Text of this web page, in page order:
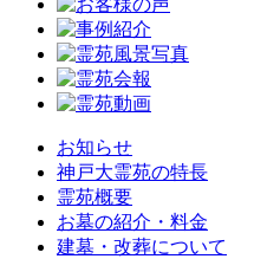
お知らせ
神戸大霊苑の特長
霊苑概要
お墓の紹介・料金
建墓・改葬について